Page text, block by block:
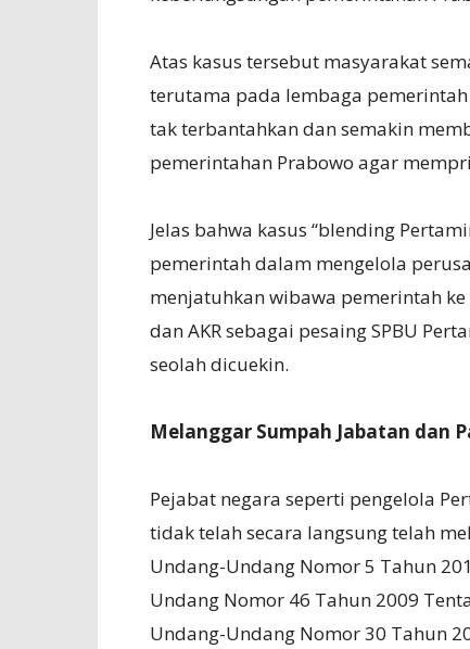
Atas kasus tersebut masyarakat
terutama pada lembaga
tak terbantahkan dan semakin
pemerintahan Prabowo agar
Jelas bahwa kasus “blending
pemerintah dalam mengelola
menjatuhkan wibawa pemerintah
dan AKR sebagai pesaing SPBU
seolah dicuekin.
Melanggar Sumpah Jabatan dan
Pejabat negara seperti pengelola
tidak telah secara langsung telah
Undang-Undang Nomor 5 Tahun
Undang Nomor 46 Tahun 2009
Undang-Undang Nomor 30 Tahun